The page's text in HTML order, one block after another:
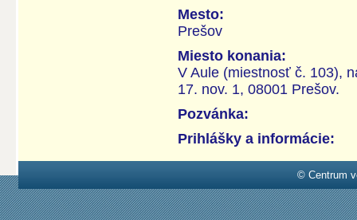
Mesto:
Prešov
Miesto konania:
V Aule (miestnosť č. 103),
17. nov. 1, 08001 Prešov.
Pozvánka:
Prihlášky a informácie:
© Centrum